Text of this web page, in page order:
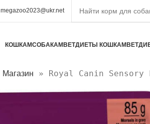
megazoo2023@ukr.net
КОШКАМСОБАКАМ ВЕТДИЕТЫ КОШКАМ
Магазин » Royal Canin Sensory